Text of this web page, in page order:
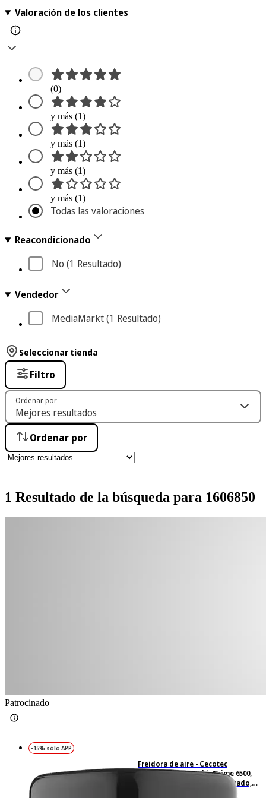
Valoración de los clientes
(0)
y más (1)
y más (1)
y más (1)
y más (1)
Todas las valoraciones
Reacondicionado
No (1 Resultado)
Vendedor
MediaMarkt (1 Resultado)
1 Resultado de la búsqueda para 1606850
Seleccionar tienda
Filtro
Ordenar por
Ordenar por
Patrocinado
-15% sólo APP
Freidora de aire - Cecotec
Cecofry&Grill Smokin’Prime 6500,
2200W, 6.5l, Ahumador integrado,
Diseño 3 en 1, Ventana, 10 menús,